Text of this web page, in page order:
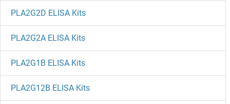
PLA2G2D ELISA Kits
PLA2G2A ELISA Kits
PLA2G1B ELISA Kits
PLA2G12B ELISA Kits